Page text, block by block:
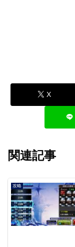
X
関連記事
攻略